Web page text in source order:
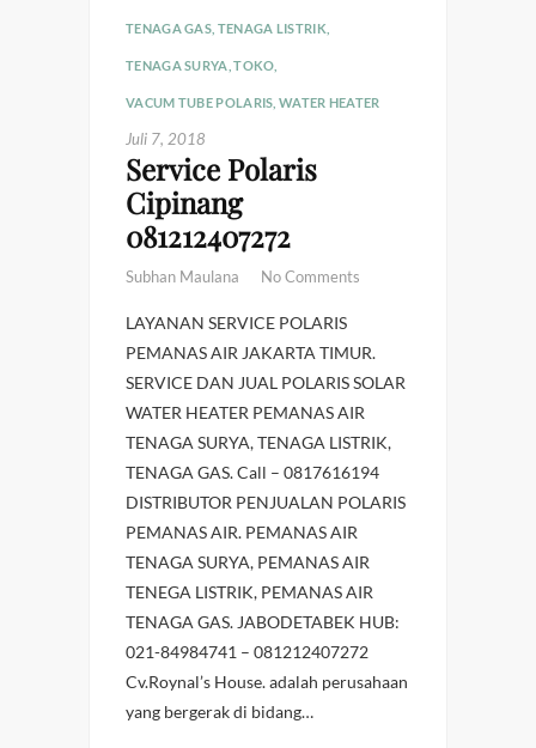
TENAGA GAS TENAGA LISTRIK
TENAGA SURYA ,TOKO
VACUM TUBE POLARIS ,WATER HEATER
Juli 7, 2018
Service Polaris
Cipinang
081212407272
Subhan Maulana No Comments
LAYANAN SERVICE POLARIS
PEMANAS AIR JAKARTA TIMUR.
SERVICE DAN JUAL POLARIS SOLAR
WATER HEATER PEMANAS AIR
TENAGA SURYA, TENAGA LISTRIK,
TENAGA GAS. Call – 0817616194
DISTRIBUTOR PENJUALAN POLARIS
PEMANAS AIR. PEMANAS AIR
TENAGA SURYA, PEMANAS AIR
TENEGA LISTRIK, PEMANAS AIR
TENAGA GAS. JABODETABEK HUB:
021-84984741 – 081212407272
Cv.Roynal’s House. adalah perusahaan
yang bergerak di bidang…